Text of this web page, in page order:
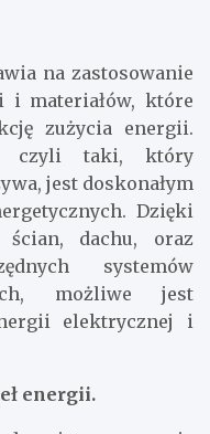
na zastosowanie
i materiałów, które
zużycia energii.
czyli taki, który
jest doskonałym
Dzięki
ścian, dachu, oraz
systemów
możliwe jest
elektrycznej i
energii.